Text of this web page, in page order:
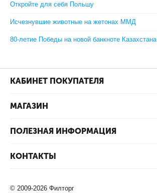
Откройте для себя Польшу
Исчезнувшие животные на жетонах ММД
80-летие Победы на новой банкноте Казахстана
КАБИНЕТ ПОКУПАТЕЛЯ
МАГАЗИН
ПОЛЕЗНАЯ ИНФОРМАЦИЯ
КОНТАКТЫ
© 2009-2026 Филторг